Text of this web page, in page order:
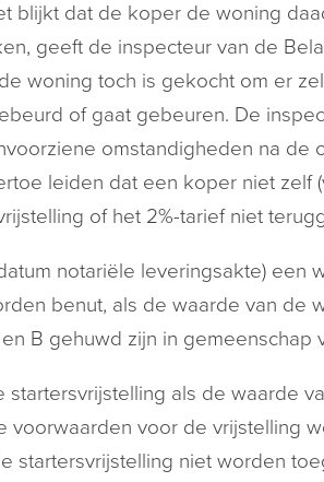
blijkt dat de koper de woning
geeft de inspecteur van de
woning toch is gekocht om er
of gaat gebeuren. De
omstandigheden na de
leiden dat een koper niet zelf
of het 2%-tarief niet
notariële leveringsakte) een
benut, als de waarde van
B gehuwd zijn in gemeenschap
als de waarde
voor de vrijstelling
startersvrijstelling niet worden